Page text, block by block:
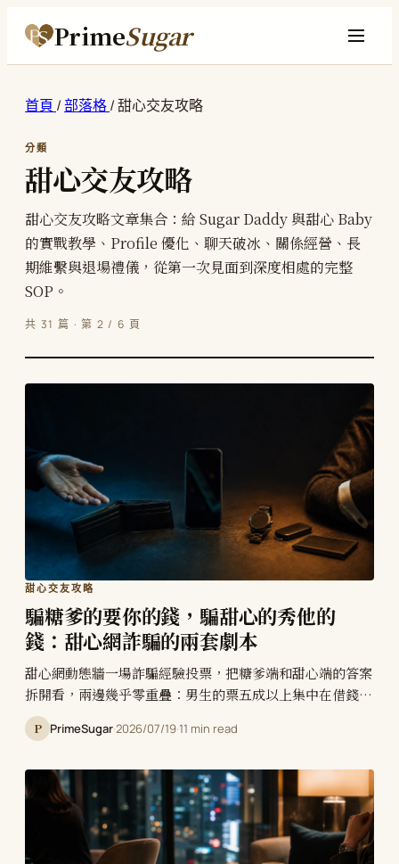
PrimeSugar
首頁 /部落格/甜心交友攻略
分類
甜心交友攻略
甜心交友攻略文章集合：給 Sugar Daddy 與甜心 Baby
的實戰教學、Profile 優化、聊天破冰、關係經營、長
期維繫與退場禮儀，從第一次見面到深度相處的完整
SOP。
共 31 篇 · 第 2 / 6 頁
甜心交友攻略
騙糖爹的要你的錢，騙甜心的秀他的
錢：甜心網詐騙的兩套劇本
甜心網動態牆一場詐騙經驗投票，把糖爹端和甜心端的答案
拆開看，兩邊幾乎零重疊：男生的票五成以上集中在借錢預
支，女生的票七成落在裝闊人設。這篇拆解 Sugar Dating
詐騙的兩套劇本，以及為什麼它們剛好相反。
P PrimeSugar·2026/07/19·11 min read